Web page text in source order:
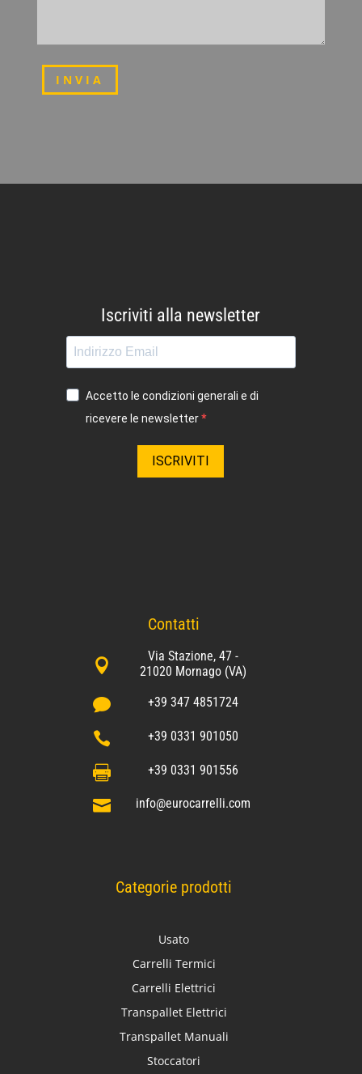
INVIA
Iscriviti alla newsletter
Accetto le condizioni generali e di
ricevere le newsletter
ISCRIVITI
Contatti

Via Stazione, 47 -
21020 Mornago (VA)
 +39 347 4851724
 +39 0331 901050
 +39 0331 901556
 info@eurocarrelli.com
Categorie prodotti
Usato
Carrelli Termici
Carrelli Elettrici
Transpallet Elettrici
Transpallet Manuali
Stoccatori